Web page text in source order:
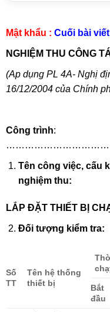
Mật khẩu : Cuối bài viết
NGHIỆM THU CÔNG
(Ap dụng PL 4A- Nghị
16/12/2004 của Chính
Công trình:
Tên công việc, cấu
nghiệm thu:
LẮP ĐẶT THIẾT BỊ
Đối tượng kiểm tra:
Số
TT
Tên hệ thống
thiết bị
Bắt
đầu